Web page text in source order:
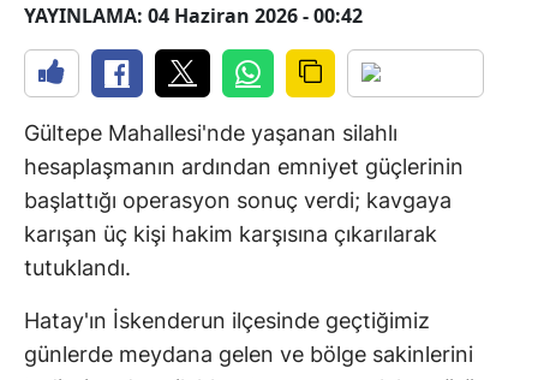
YAYINLAMA: 04 Haziran 2026 - 00:42
Gültepe Mahallesi'nde yaşanan silahlı
hesaplaşmanın ardından emniyet güçlerinin
başlattığı operasyon sonuç verdi; kavgaya
karışan üç kişi hakim karşısına çıkarılarak
tutuklandı.
Hatay'ın İskenderun ilçesinde geçtiğimiz
günlerde meydana gelen ve bölge sakinlerini